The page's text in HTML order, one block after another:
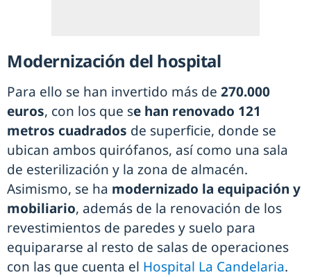
Modernización del hospital
Para ello se han invertido más de 270.000
euros, con los que se han renovado 121
metros cuadrados de superficie, donde se
ubican ambos quirófanos, así como una sala
de esterilización y la zona de almacén.
Asimismo, se ha modernizado la equipación y
mobiliario, además de la renovación de los
revestimientos de paredes y suelo para
equipararse al resto de salas de operaciones
con las que cuenta el Hospital La Candelaria.